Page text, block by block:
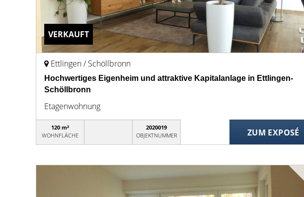
VERKAUFT
Ettlingen / Schöllbronn
Hochwertiges Eigenheim und attraktive Kapitalanlage in Ettlingen-
Schöllbronn
Etagenwohnung
120 m²
WOHNFLÄCHE
2020019
OBJEKTNUMMER
ZUM EXPOSÉ